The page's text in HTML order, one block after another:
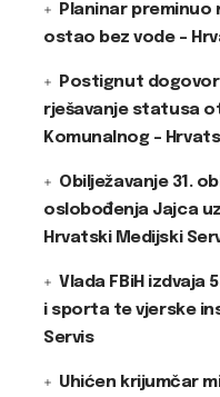
Planinar preminuo
ostao bez vode –
Postignut
rješavanje statusa
Komunalnog –
Obilježavanje 31.
oslobođenja Jajca
Hrvatski Medijski
Vlada FBiH izdvaja
i sporta te vjerske
Servis
Uhićen krijumčar